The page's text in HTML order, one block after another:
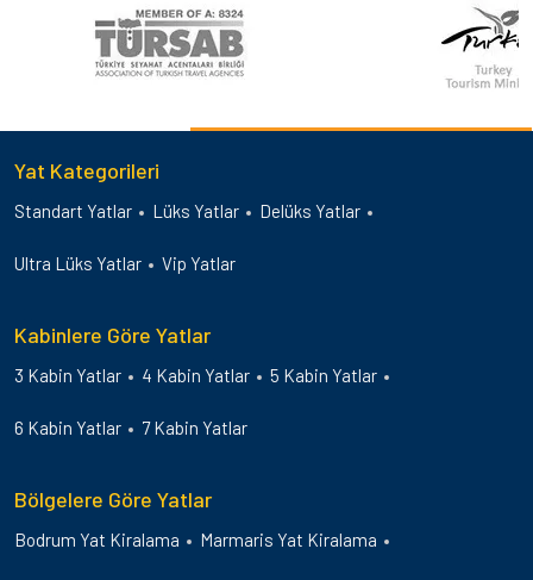
Yat Kategorileri
Standart Yatlar Lüks Yatlar Delüks Yatlar
Ultra Lüks Yatlar Vip Yatlar
Kabinlere Göre Yatlar
3 Kabin Yatlar 4 Kabin Yatlar 5 Kabin Yatlar
6 Kabin Yatlar 7 Kabin Yatlar
Bölgelere Göre Yatlar
Bodrum Yat Kiralama Marmaris Yat Kiralama